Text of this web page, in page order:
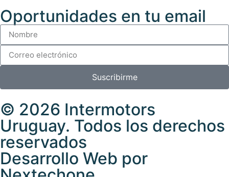
Oportunidades en tu email
Suscribirme
© 2026 Intermotors
Uruguay. Todos los derechos
reservados
Desarrollo Web por